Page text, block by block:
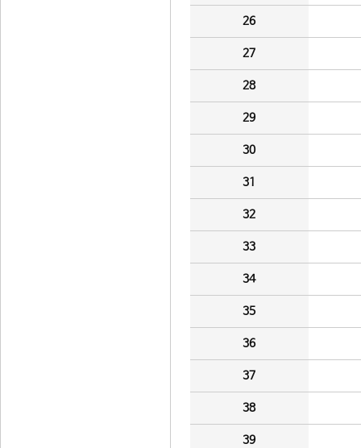
26
27
28
29
30
31
32
33
34
35
36
37
38
39